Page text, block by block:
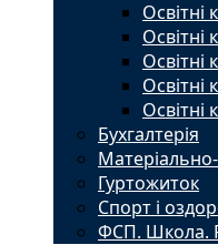
Освітні
Освітні
Освітні
Бухгалтерія
Гуртожиток
Спорт і
ФСП. Школа.